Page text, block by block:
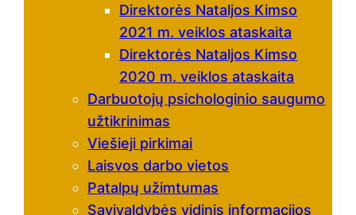
Direktorės Nataljos Kimso
2021 m. veiklos ataskaita
Direktorės Nataljos Kimso
2020 m. veiklos ataskaita
Darbuotojų psichologinio saugumo
užtikrinimas
Viešieji pirkimai
Laisvos darbo vietos
Patalpų užimtumas
Savivaldybės vidinis informacijos